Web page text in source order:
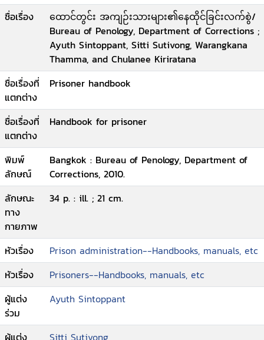
ชื่อเรื่อง
ထောင်တွင်း အကျဉ်းသားများ၏နေထိုင်ခြင်းလက်စွဲ/
Bureau of Penology, Department of Corrections ;
Ayuth Sintoppant, Sitti Sutivong, Warangkana
Thamma, and Chulanee Kiriratana
ชื่อเรื่องที่
แตกต่าง
Prisoner handbook
ชื่อเรื่องที่
แตกต่าง
Handbook for prisoner
พิมพ์
ลักษณ์
Bangkok : Bureau of Penology, Department of
Corrections, 2010.
ลักษณะ
ทาง
กายภาพ
34 p. : ill. ; 21 cm.
หัวเรื่อง
Prison administration--Handbooks, manuals, etc
หัวเรื่อง
Prisoners--Handbooks, manuals, etc
ผู้แต่ง
ร่วม
Ayuth Sintoppant
ผู้แต่ง Sitti Sutivong